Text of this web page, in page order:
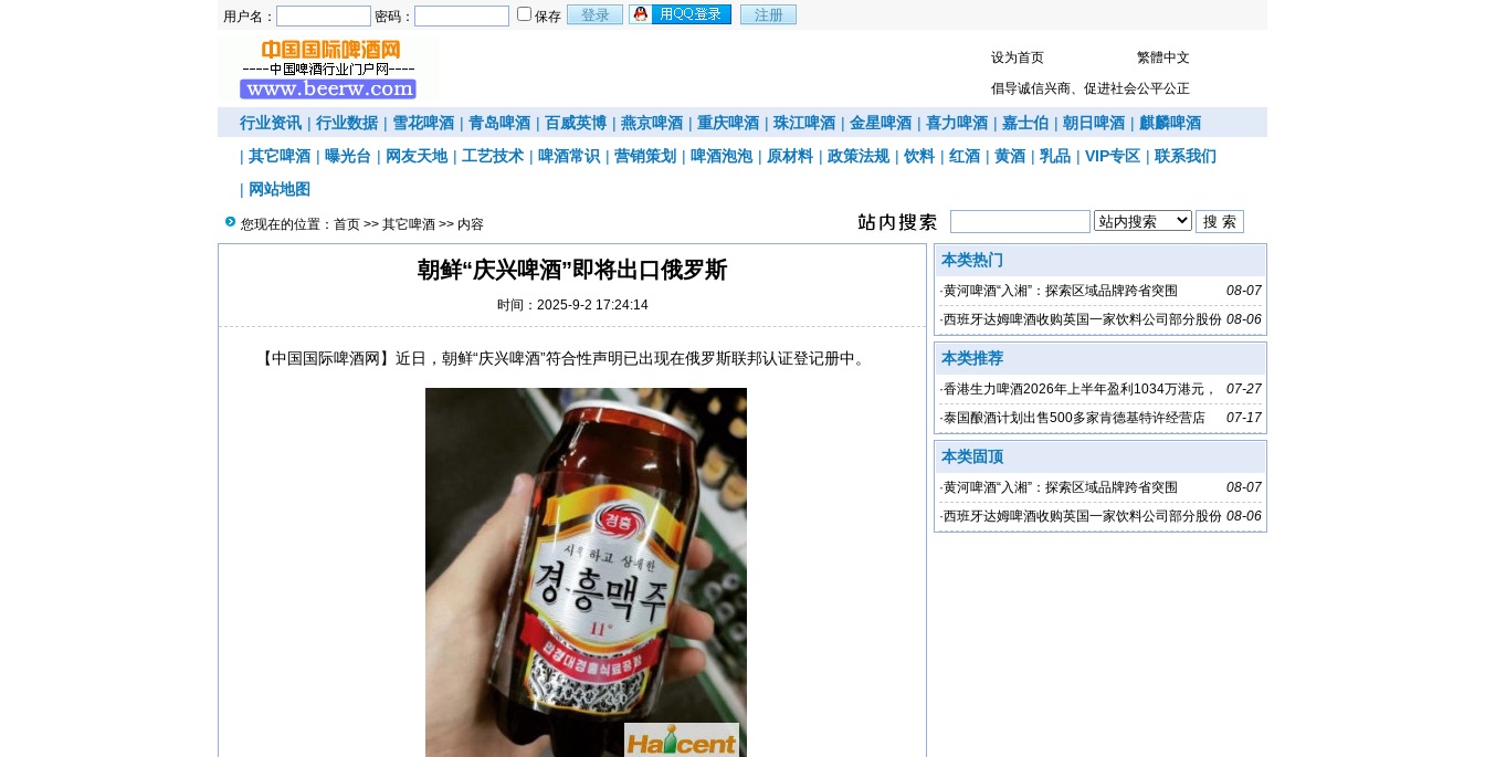
用户名： 密码： 保存
设为首页
繁體中文
倡导诚信兴商、促进社会公平公正
行业资讯 | 行业数据 | 雪花啤酒 | 青岛啤酒 | 百威英博 | 燕京啤酒 | 重庆啤酒 | 珠江啤酒 | 金星啤酒 | 喜力啤酒 | 嘉士伯 | 朝日啤酒 | 麒麟啤酒
| 其它啤酒 | 曝光台 | 网友天地 | 工艺技术 | 啤酒常识 | 营销策划 | 啤酒泡泡 | 原材料 | 政策法规 | 饮料 | 红酒 | 黄酒 | 乳品 | VIP专区 | 联系我们
| 网站地图
您现在的位置： 首页 >> 其它啤酒 >> 内容
朝鲜“庆兴啤酒”即将出口俄罗斯
时间：2025-9-2 17:24:14
【中国国际啤酒网】近日，朝鲜“庆兴啤酒”符合性声明已出现在俄罗斯联邦认证登记册中。
本类热门
08-07
·黄河啤酒“入湘”：探索区域品牌跨省突围
08-06
·西班牙达姆啤酒收购英国一家饮料公司部分股份
本类推荐
07-27
·香港生力啤酒2026年上半年盈利1034万港元，
下降79%
07-17
·泰国酿酒计划出售500多家肯德基特许经营店
本类固顶
08-07
·黄河啤酒“入湘”：探索区域品牌跨省突围
08-06
·西班牙达姆啤酒收购英国一家饮料公司部分股份